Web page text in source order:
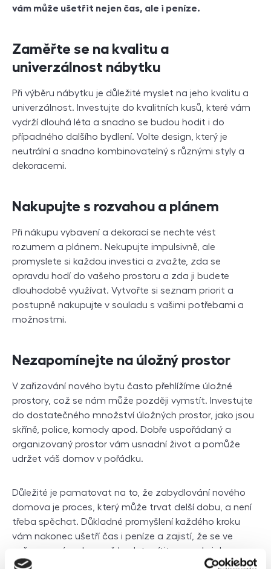
vám může ušetřit nejen čas, ale i peníze.
Zaměřte se na kvalitu a
univerzálnost nábytku
Při výběru nábytku je důležité myslet na jeho kvalitu a
univerzálnost. Investujte do kvalitních kusů, které vám
vydrží dlouhá léta a snadno se budou hodit i do
případného dalšího bydlení. Volte design, který je
neutrální a snadno kombinovatelný s různými styly a
dekoracemi.
Nakupujte s rozvahou a plánem
Při nákupu vybavení a dekorací se nechte vést
rozumem a plánem. Nekupujte impulsivně, ale
promyslete si každou investici a zvažte, zda se
opravdu hodí do vašeho prostoru a zda ji budete
dlouhodobě využívat. Vytvořte si seznam priorit a
postupně nakupujte v souladu s vašimi potřebami a
možnostmi.
Nezapomínejte na úložný prostor
V zařizování nového bytu často přehlížíme úložné
prostory, což se nám může později vymstít. Investujte
do dostatečného množství úložných prostor, jako jsou
skříně, police, komody apod. Dobře uspořádaný a
organizovaný prostor vám usnadní život a pomůže
udržet váš domov v pořádku.
Důležité je pamatovat na to, že zabydlování nového
domova je proces, který může trvat delší dobu, a není
třeba spěchat. Důkladné promyšlení každého kroku
vám nakonec ušetří čas i peníze a zajistí, že se ve
vašem novém domově budete cítit opravdu jako
doma.